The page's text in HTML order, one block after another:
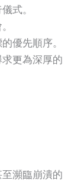
式。
優先順序。
更為深厚的
瀕臨崩潰的